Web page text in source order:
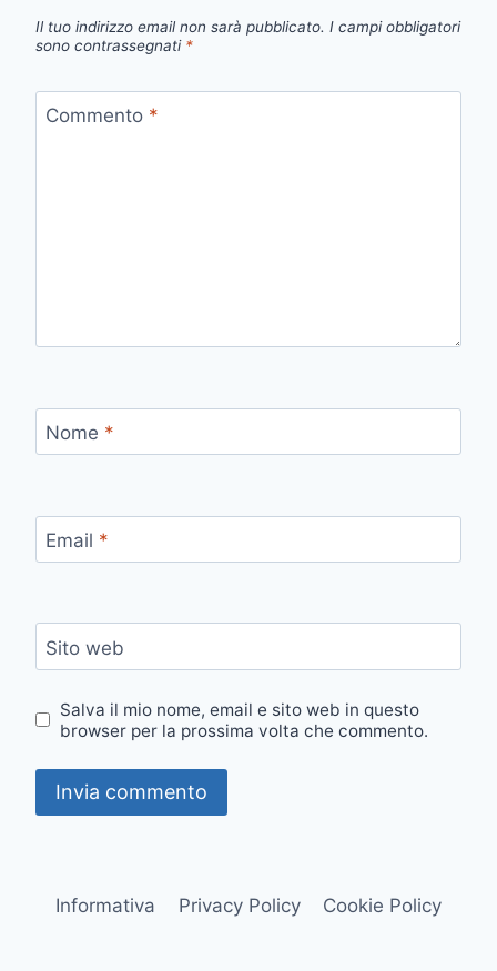
Il tuo indirizzo email non sarà pubblicato. I campi obbligatori
sono contrassegnati *
Commento *
Nome *
Email *
Sito web
Salva il mio nome, email e sito web in questo
browser per la prossima volta che commento.
Informativa Privacy Policy Cookie Policy